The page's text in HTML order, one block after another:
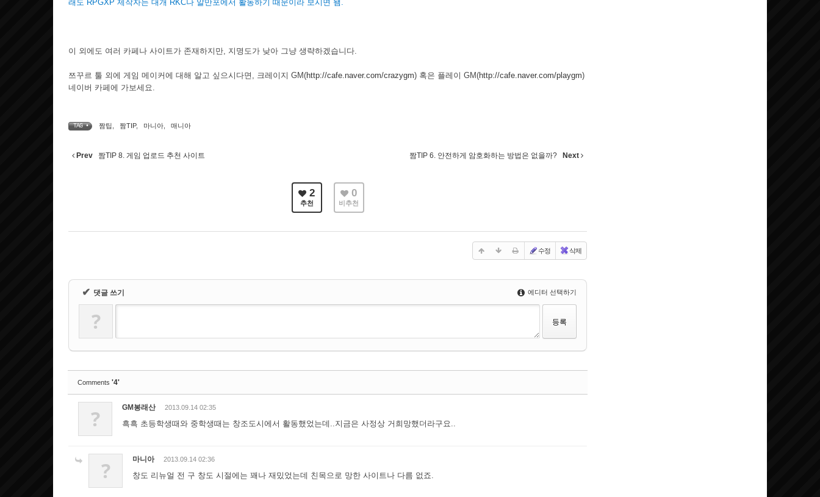
래도 RPGXP 제작자는 대개 RKC나 알만포에서 활동하기 때문이라 보시면 됌.
이 외에도 여러 카페나 사이트가 존재하지만, 지명도가 낮아 그냥 생략하겠습니다.
쯔꾸르 툴 외에 게임 메이커에 대해 알고 싶으시다면, 크레이지 GM(http://cafe.naver.com/crazygm) 혹은 플레이 GM(http://cafe.naver.com/playgm)
네이버 카페에 가보세요.
TAG • 짬팁 짬TIP, 마니아 매니아
Prev 짬TIP 8. 게임 업로드 추천 사이트 짬TIP 6. 안전하게 암호화하는 방법은 없을까? Next
2
추천
0
비추천
수정 삭제
✔ 댓글 쓰기 에디터 선택하기
?
Comments '4'
? GM봉래산 2013.09.14 02:35
흑흑 초등학생때와 중학생때는 창조도시에서 활동했었는데..지금은 사정상 거희망했더라구요..
? 마니아 2013.09.14 02:36
창도 리뉴얼 전 구 창도 시절에는 꽤나 재밌었는데 친목으로 망한 사이트나 다름 없죠.